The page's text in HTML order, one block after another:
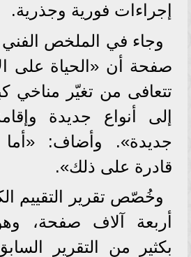
إجراءات فورية وجذرية.
صفحة أن «الحياة على
تتعافى من تغيّر مناخي
إلى أنواع جديدة
جديدة». وأضاف: «أما
قادرة على ذلك».
وخُصّص تقرير التقييم
أربعة آلاف صفحة،
بكثير من التقرير